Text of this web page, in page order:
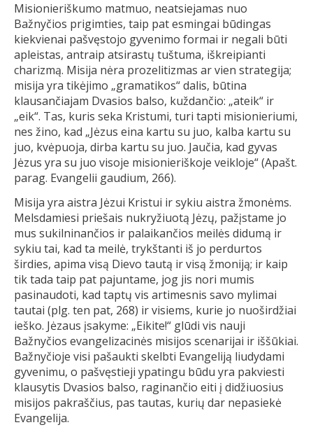
Misionieriškumo matmuo, neatsiejamas nuo
Bažnyčios prigimties, taip pat esmingai būdingas
kiekvienai pašvęstojo gyvenimo formai ir negali būti
apleistas, antraip atsirastų tuštuma, iškreipianti
charizmą. Misija nėra prozelitizmas ar vien strategija;
misija yra tikėjimo „gramatikos“ dalis, būtina
klausančiajam Dvasios balso, kuždančio: „ateik“ ir
„eik“. Tas, kuris seka Kristumi, turi tapti misionieriumi,
nes žino, kad „Jėzus eina kartu su juo, kalba kartu su
juo, kvėpuoja, dirba kartu su juo. Jaučia, kad gyvas
Jėzus yra su juo visoje misionieriškoje veikloje“ (Apašt.
parag. Evangelii gaudium, 266).
Misija yra aistra Jėzui Kristui ir sykiu aistra žmonėms.
Melsdamiesi priešais nukryžiuotą Jėzų, pažįstame jo
mus sukilninančios ir palaikančios meilės didumą ir
sykiu tai, kad ta meilė, trykštanti iš jo perdurtos
širdies, apima visą Dievo tautą ir visą žmoniją; ir kaip
tik tada taip pat pajuntame, jog jis nori mumis
pasinaudoti, kad taptų vis artimesnis savo mylimai
tautai (plg. ten pat, 268) ir visiems, kurie jo nuoširdžiai
ieško. Jėzaus įsakyme: „Eikite!“ glūdi vis nauji
Bažnyčios evangelizacinės misijos scenarijai ir iššūkiai.
Bažnyčioje visi pašaukti skelbti Evangeliją liudydami
gyvenimu, o pašvęstieji ypatingu būdu yra pakviesti
klausytis Dvasios balso, raginančio eiti į didžiuosius
misijos pakraščius, pas tautas, kurių dar nepasiekė
Evangelija.